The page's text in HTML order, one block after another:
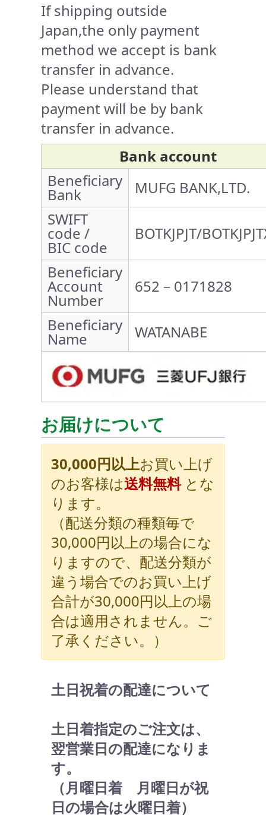
If shipping outside
Japan,the only payment
method we accept is bank
transfer in advance.
Please understand that
payment will be by bank
transfer in advance.
Bank account
Beneficiary
Bank
MUFG BANK,LTD.
SWIFT
code /
BIC code
BOTKJPJT/
Beneficiary
Account
Number
652－0171828
Beneficiary
Name WATANABE
お届けについて
30,000円以上お買い上げ
のお客様は送料無料とな
ります。
（配送分類の種類毎で
30,000円以上の場合にな
りますので、配送分類が
違う場合でのお買い上げ
合計が30,000円以上の場
合は適用されません。ご
了承ください。）
土日祝着の配達について
土日着指定のご注文は、
翌営業日の配達になりま
す。
（月曜日着 月曜日が祝
日の場合は火曜日着）